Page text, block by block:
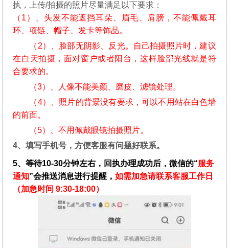
执，上传/拍摄的照片尽量满足以下要求：
（1）、头发不能遮挡耳朵、眉毛、肩膀，不能佩戴耳
环、项链、帽子、发卡等饰品。
（2）、脸部无阴影、反光。自己拍摄照片时，建议
在白天拍摄，面对窗户或者阳台，这样脸部光线就是符
合要求的。
（3）、人像不能美颜、磨皮、滤镜处理。
（4）、照片的背景没有要求，可以不用站在白色墙
的前面。
（5）、不用佩戴眼镜拍摄照片。
4、填写手机号，方便客服有问题好联系。
5、等待10-30分钟左右，回执办理成功后，微信的“服务
通知”会推送消息进行提醒，如需加急请联系客服工作日
（加急时间 9:30-18:00）